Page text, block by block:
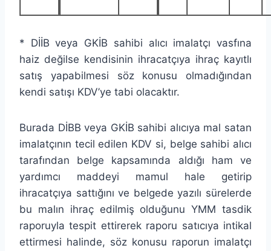
* DİİB veya GKİB sahibi alıcı imalatçı vasfına
haiz değilse kendisinin ihracatçıya ihraç kayıtlı
satış yapabilmesi söz konusu olmadığından
kendi satışı KDV’ye tabi olacaktır.
Burada DİBB veya GKİB sahibi alıcıya mal satan
imalatçının tecil edilen KDV si, belge sahibi alıcı
tarafından belge kapsamında aldığı ham ve
yardımcı maddeyi mamul hale getirip
ihracatçıya sattığını ve belgede yazılı sürelerde
bu malın ihraç edilmiş olduğunu YMM tasdik
raporuyla tespit ettirerek raporu satıcıya intikal
ettirmesi halinde, söz konusu raporun imalatçı